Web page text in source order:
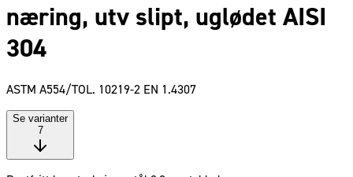
næring, utv slipt, uglødet AISI
304
ASTM A554/TOL. 10219-2 EN 1.4307
Se varianter
7